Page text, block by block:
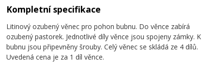
Kompletní specifikace
Litinový ozubený věnec pro pohon bubnu. Do věnce zabírá
ozubený pastorek. Jednotlivé díly věnce jsou spojeny zámky. K
bubnu jsou připevněny šrouby. Celý věnec se skládá ze 4 dílů.
Uvedená cena je za 1 díl věnce.